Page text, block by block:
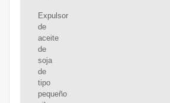
Expulsor
de
aceite
de
soja
de
tipo
pequeño